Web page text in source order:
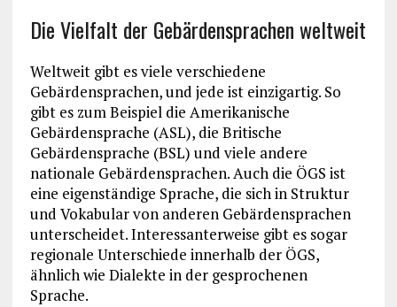
Die Vielfalt der Gebärdensprachen weltweit
Weltweit gibt es viele verschiedene
Gebärdensprachen, und jede ist einzigartig. So
gibt es zum Beispiel die Amerikanische
Gebärdensprache (ASL), die Britische
Gebärdensprache (BSL) und viele andere
nationale Gebärdensprachen. Auch die ÖGS ist
eine eigenständige Sprache, die sich in Struktur
und Vokabular von anderen Gebärdensprachen
unterscheidet. Interessanterweise gibt es sogar
regionale Unterschiede innerhalb der ÖGS,
ähnlich wie Dialekte in der gesprochenen
Sprache.